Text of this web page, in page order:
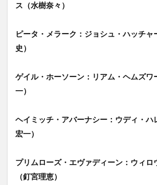
ス（水樹奈々）
ピータ・メラーク：ジョシュ・ハッチャ
史）
ゲイル・ホーソーン：リアム・ヘムズワ
一）
ヘイミッチ・アバーナシー：ウディ・ハ
宏一）
プリムローズ・エヴァディーン：ウィロ
（釘宮理恵）